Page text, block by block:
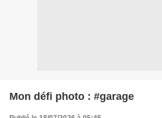
Mon défi photo : #garage